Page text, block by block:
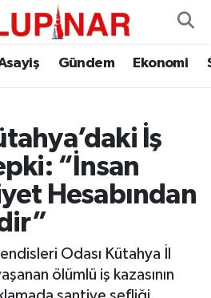
Gündem Ekonomi
İş
“İnsan
Hesabından
Odası Kütahya İl
ölümlü iş kazasının
Haritası
ve Fikstür